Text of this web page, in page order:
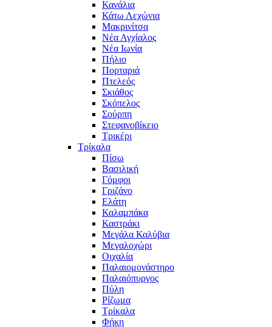
Κανάλια
Κάτω Λεχώνια
Μακρινίτσα
Νέα Αγχίαλος
Νέα Ιωνία
Πήλιο
Πορταριά
Πτελεός
Σκιάθος
Σκόπελος
Σούρπη
Στεφανοβίκειο
Τρικέρι
Τρίκαλα
Πίσω
Βασιλική
Γόμφοι
Γριζάνο
Ελάτη
Καλαμπάκα
Καστράκι
Μεγάλα Καλύβια
Μεγαλοχώρι
Οιχαλία
Παλαιομονάστηρο
Παλαιόπυργος
Πύλη
Ρίζωμα
Τρίκαλα
Φήκη